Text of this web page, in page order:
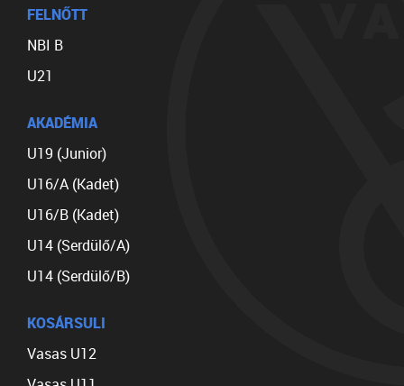
FELNŐTT
NBI B
U21
AKADÉMIA
U19 (Junior)
U16/A (Kadet)
U16/B (Kadet)
U14 (Serdülő/A)
U14 (Serdülő/B)
KOSÁRSULI
Vasas U12